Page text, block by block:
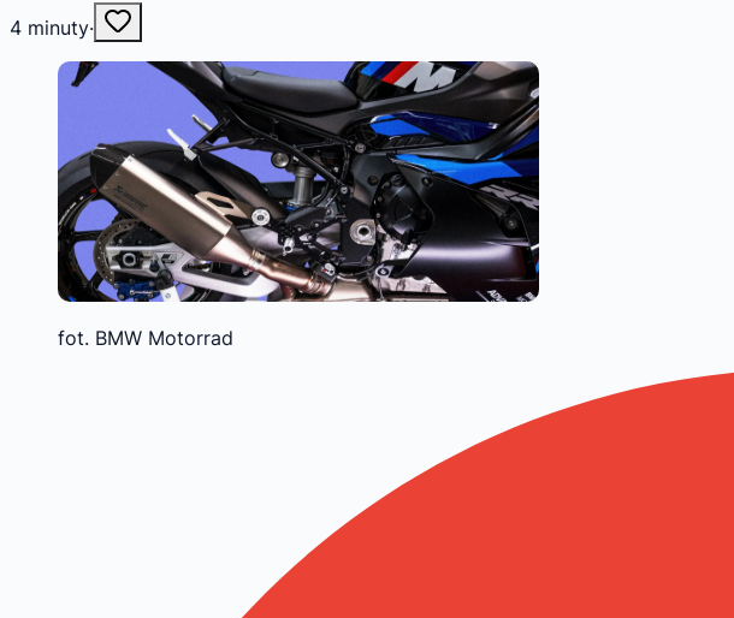
4 minuty·
fot. BMW Motorrad